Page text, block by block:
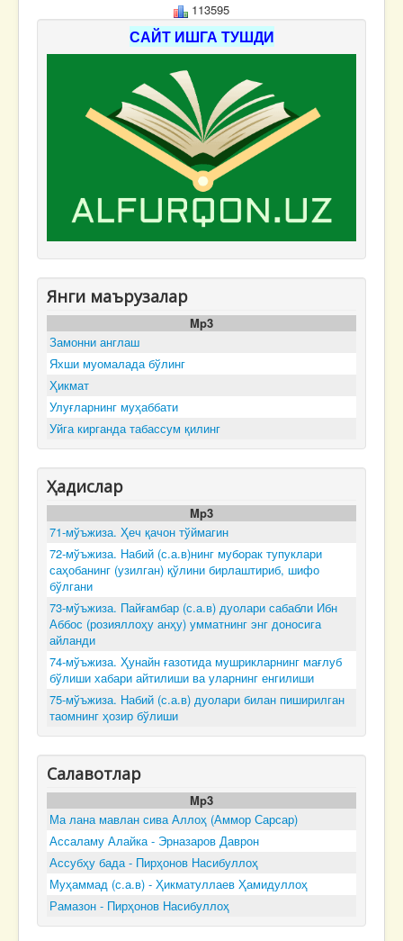
113595
САЙТ ИШГА ТУШДИ
Янги маърузалар
Mp3
Замонни англаш
Яхши муомалада бўлинг
Ҳикмат
Улуғларнинг муҳаббати
Уйга кирганда табассум қилинг
Ҳадислар
Mp3
71-мўъжиза. Ҳеч қачон тўймагин
72-мўъжиза. Набий (с.а.в)нинг муборак тупуклари
саҳобанинг (узилган) қўлини бирлаштириб, шифо
бўлгани
73-мўъжиза. Пайғамбар (с.а.в) дуолари сабабли Ибн
Аббос (розияллоҳу анҳу) умматнинг энг доносига
айланди
74-мўъжиза. Ҳунайн ғазотида мушрикларнинг мағлуб
бўлиши хабари айтилиши ва уларнинг енгилиши
75-мўъжиза. Набий (с.а.в) дуолари билан пиширилган
таомнинг ҳозир бўлиши
Салавотлар
Mp3
Ма лана мавлан сива Аллоҳ (Аммор Сарсар)
Ассаламу Алайка - Эрназаров Даврон
Ассубҳу бада - Пирҳонов Насибуллоҳ
Муҳаммад (с.а.в) - Ҳикматуллаев Ҳамидуллоҳ
Рамазон - Пирҳонов Насибуллоҳ